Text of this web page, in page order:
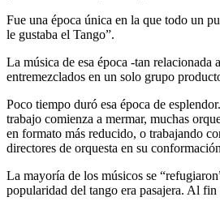
Fue una época única en la que todo un
le gustaba el Tango”.
La música de esa época -tan
entremezclados en un solo grupo
Poco tiempo duró esa época de
trabajo comienza a mermar, muchas
en formato más reducido, o trabajando
directores de orquesta en su
La mayoría de los músicos se
popularidad del tango era pasajera. Al